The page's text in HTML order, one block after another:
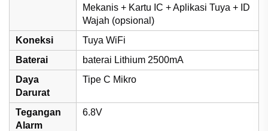
Mekanis + Kartu IC + Aplikasi Tuya + ID
Wajah (opsional)
Koneksi
Tuya WiFi
Baterai
baterai Lithium 2500mA
Daya
Darurat
Tipe C Mikro
Tegangan
Alarm
6.8V